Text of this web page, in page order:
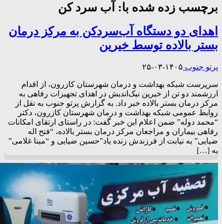
برچسب زده شده با:
آب سرد کن
اهدای دو دستگاه آب‌سردکن به مرکز درمان
بستر بالاده توسط خیرین
پرتو جنوب ۱۴۰۵-۰۳-۲۵
سرپرست شبکه بهداشت و درمان شهرستان کازرون، از اقدام
ارزشمند دو تن از خیرین نیک‌اندیش در اهدای تجهیزات رفاهی به
مرکز درمان بستر بالاده خبر داد. به گزارش پرتو جنوب به نقل از
روابط عمومی شبکه بهداشت و درمان شهرستان کازرون، دکتر
“محمد دوله” ضمن اعلام این خبر گفت: در راستای ارتقای امکانات
رفاهی بیماران و مراجعان مرکز درمان بستر بالاده، “فتح اله
ضیایی” به نیابت از فرزندش زنده یاد”حسین ضیایی و “مینا غلامی”
به […]